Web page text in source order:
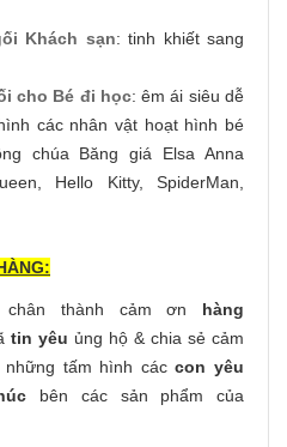
Khách sạn: tinh khiết sang
cho Bé đi học: êm ái siêu dễ
các nhân vật hoạt hình bé
chúa Băng giá Elsa Anna
Hello Kitty, SpiderMan,
chân thành cảm ơn hàng
tin yêu ủng hộ & chia sẻ cảm
những tấm hình cáccon yêu
bên các sản phẩm của